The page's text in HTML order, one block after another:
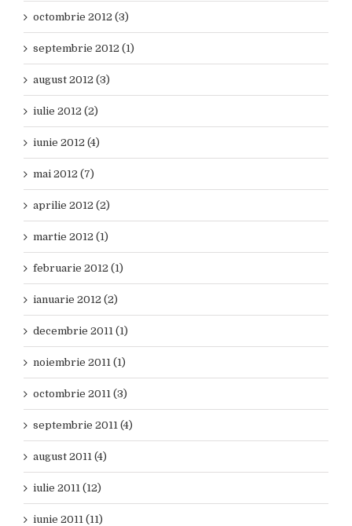
octombrie 2012 (3)
septembrie 2012 (1)
august 2012 (3)
iulie 2012 (2)
iunie 2012 (4)
mai 2012 (7)
aprilie 2012 (2)
martie 2012 (1)
februarie 2012 (1)
ianuarie 2012 (2)
decembrie 2011 (1)
noiembrie 2011 (1)
octombrie 2011 (3)
septembrie 2011 (4)
august 2011 (4)
iulie 2011 (12)
iunie 2011 (11)